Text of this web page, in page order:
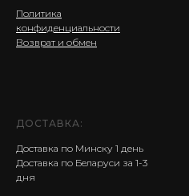
Политика
конфиденциальности
Возврат и обмен
ДОСТАВКА:
Доставка по Минску 1 день
Доставка по Беларуси за 1-3
дня